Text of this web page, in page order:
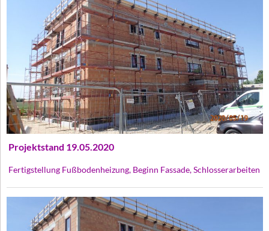
Projektstand 19.05.2020
Fertigstellung Fußbodenheizung, Beginn Fassade, Schlosserarbeiten